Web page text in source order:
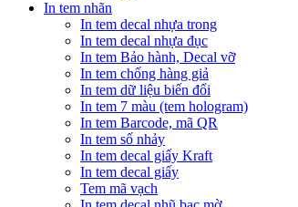
In tem nhãn
In tem decal nhựa trong
In tem decal nhựa đục
In tem Bảo hành, Decal vỡ
In tem chống hàng giả
In tem dữ liệu biến đổi
In tem 7 màu (tem hologram)
In tem Barcode, mã QR
In tem số nhảy
In tem decal giấy Kraft
In tem decal giấy
Tem mã vạch